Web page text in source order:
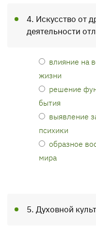
4. Искусство от
деятельности
влияние на
жизни
решение
бытия
выявление
психики
образное
мира
5. Духовной